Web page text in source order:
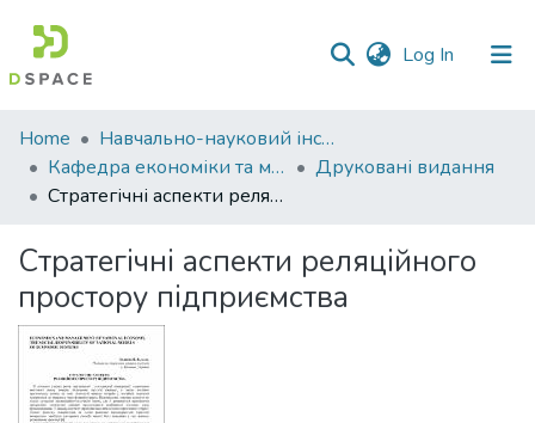
Log In (current)
Communities
&
Collections
Statistics
Home
Навчально-науковий інститут економіки, управління, права та інформаційних технологій
Кафедра економіки та міжнародних економічних відносин
Друковані видання
Стратегічні аспекти реляційного простору підприємства
Стратегічні аспекти реляційного
простору підприємства